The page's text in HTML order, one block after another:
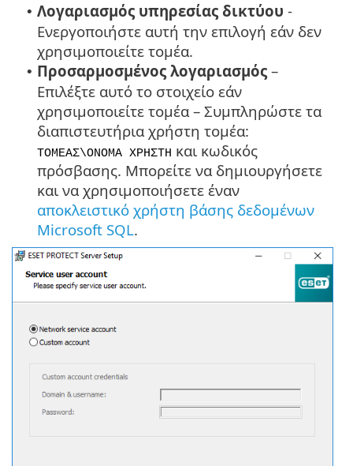
• Λογαριασμός υπηρεσίας δικτύου -
Ενεργοποιήστε αυτή την επιλογή εάν δεν
χρησιμοποιείτε τομέα.
• Προσαρμοσμένος λογαριασμός –
Επιλέξτε αυτό το στοιχείο εάν
χρησιμοποιείτε τομέα – Συμπληρώστε τα
διαπιστευτήρια χρήστη τομέα:
ΤΟΜΕΑΣ\ΟΝΟΜΑ ΧΡΗΣΤΗ και κωδικός
πρόσβασης. Μπορείτε να δημιουργήσετε
και να χρησιμοποιήσετε έναν
αποκλειστικό χρήστη βάσης δεδομένων
Microsoft SQL.